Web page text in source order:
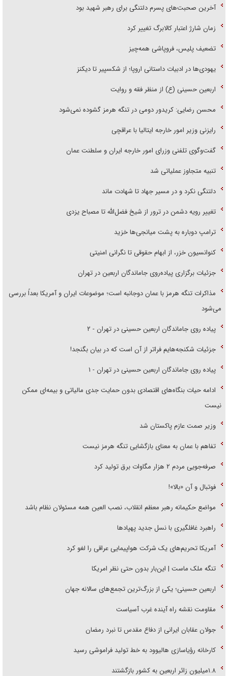
آخرین صحبت‌های پسرم دلتنگی برای رهبر شهید بود
زمان شارژ اعتبار کالابرگ تغییر کرد
تضعیف پلیس، فروپاشی همه‌چیز
یهودی‌ها در ادبیات داستانی اروپا؛ از شکسپیر تا دیکنز
اربعین حسینی (ع) از منظر فقه و روایت
محسن رضایی: کریدور دومی در تنگه هرمز گشوده نمی‌شود
رایزنی وزیر امور خارجه ایتالیا با عراقچی
گفت‌وگوی تلفنی وزرای امور خارجه ایران و سلطنت عمان
تنبیه متجاوز عملیاتی شد
دلتنگی نکرد و در مسیر جهاد تا شهادت ماند
تغییر رویه دشمن در ترور از شیخ فضل‌الله تا مصباح یزدی
ترامپ دوباره به پشت میانجی‌ها خزید
کنوانسیون خزر، از ابهام حقوقی تا نگرانی امنیتی
جزئیات برگزاری پیاده‌روی جاماندگان اربعین در تهران
مذاکرات تنگه هرمز با عمان دوجانبه است؛ موضوعات ایران و آمریکا بعداً بررسی
می‌شود
پیاده روی جاماندگان اربعین حسینی در تهران - ۲
جزئیات شکنجه‌هایم فراتر از آن است که در بیان بگنجد!
پیاده روی جاماندگان اربعین حسینی در تهران - ۱
ادامه حیات بنگاه‌های اقتصادی بدون حمایت جدی مالیاتی و بیمه‌ای ممکن
نیست
وزیر صمت عازم پاکستان شد
تفاهم با عمان به معنای بازگشایی تنگه هرمز نیست
صرفه‌جویی مردم ۲ هزار مگاوات برق تولید کرد
فوتبال و آن «بالا»!
مواضع حکیمانه رهبر معظم انقلاب، نصب العین همه مسئولان نظام باشد
راهبرد غافلگیری با نسل جدید پهپاد‌ها
آمریکا تحریم‌های یک شرکت هواپیمایی عراقی را لغو کرد
تنگه ملک ماست | این‌بار بدون حتی نظر امریکا
اربعین حسینی؛ یکی از بزرگ‌ترین تجمع‌های سالانه جهان
مقاومت نقشه راه آینده غرب آسیاست
جولان عقابان ایرانی از دفاع مقدس تا نبرد رمضان
کارخانه رؤیاسازی هالیوود به خط تولید فراموشی رسید
۱.۸میلیون زائر اربعین به کشور بازگشتند